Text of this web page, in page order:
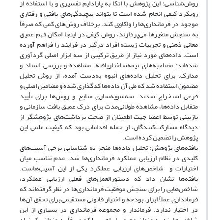
روش‌شناسی: این پژوهش با اتکا به پارادایم تفسیری و با استفاده از
رویکرد کیفی انجام شده است تا بتواند پیچیدگی‌های بافتی و رفتاری
موجود در فرمانداری‌ها را واکاوی کند. برخلاف روش‌های کمی که صرفاً
به سنجش متغیرها می‌پردازند، روش کیفی در اینجا امکان فهم عمیق
معانی ذهنی و تجربیات زیسته افراد درگیر در فرایند را فراهم آورده
است. داده‌های مورد نیاز از طریق ترکیبی از سه ابزار اصلی گردآوری
شده‌اند: مصاحبه‌های نیمه‌ساختاریافته، مشاهده و بررسی اسناد و
مدارک. برای تحلیل داده‌های انبوه به‌دست آمده، از روش تحلیل
مضمون استفاده شد که طی آن داده‌ها کدگذاری شده و مضامین اصلی و
فرعی استخراج شدند. سه‌سویه‌سازی منابع و روش‌ها برای تأیید
متقابل داده‌ها، مشاهده طولانی‌مدت برای درک عمیق بافت سازمانی و
بازبینی توسط اعضا جهت اطمینان از صحت برداشت‌های پژوهشگر از
دیدگاه مشارکت‌کنندگان، از جمله اقداماتی بود که کیفیت علمی این
پژوهش را تضمین کرده است.
یافته‌های پژوهش: تحلیل داده‌ها منجر به شناسایی برخی آسیب‌های
کلیدی در نظام ارزیابی عملکرد فرمانداری‌ها شد. عدم تناسب میان
اختیارات و شاخص‌های ارزیابی عملکرد یکی از این آسیب‌هاست.
یافته‌ها نشان داد که دستورالعمل‌های فعلی ارزیابی عملکرد،
شاخص‌هایی را برای سنجش موفقیت فرمانداری‌ها در نظر گرفته‌اند که
فرمانداری عملاً ابزار، بودجه و اختیار قانونی مستقیمی برای تحقق آن‌ها
در اختیار ندارد. فرماندار و مجموعه فرمانداری در بسیاری از این